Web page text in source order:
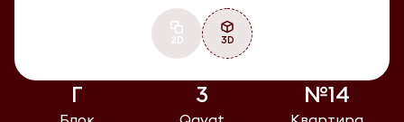
Г 3 №14
2D 3D